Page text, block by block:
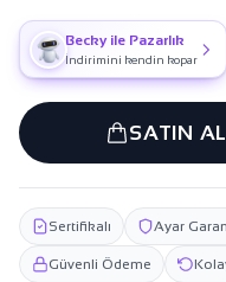
Becky ile Pazarlık
İndirimini kendin kopar
SATIN AL
Sertifikalı Ayar
Güvenli Ödeme